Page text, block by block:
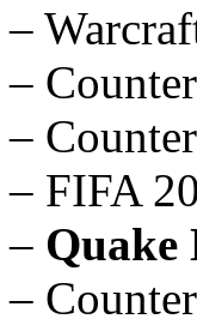
–
–
–
– FIFA
– Quake
–